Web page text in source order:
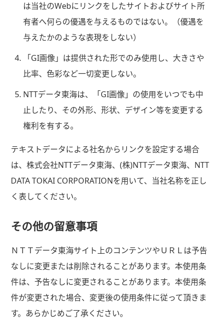
は当社のWebにリンクをしたサイトおよびサイト所
有者へ何らの優遇を与えるものではない。（優遇を
与えたかのような表現をしない）
「GI画像」は提供された形でのみ使用し、大きさや
比率、色彩など一切変更しない。
NTTデータ東海は、「GI画像」の使用をいつでも中
止したり、その外形、形状、デザイン等を変更する
権利を有する。
テキストデータによる社名からリンクを設定する場合
は、株式会社NTTデータ東海、(株)NTTデータ東海、NTT
DATA TOKAI CORPORATIONを用いて、当社名称を正し
く表してください。
その他の留意事項
ＮＴＴデータ東海サイト上のコンテンツやＵＲＬは予告
なしに変更または削除されることがあります。本使用条
件は、予告なしに変更されることがあります。本使用条
件が変更された場合、変更後の使用条件に従って頂きま
す。あらかじめご了承ください。